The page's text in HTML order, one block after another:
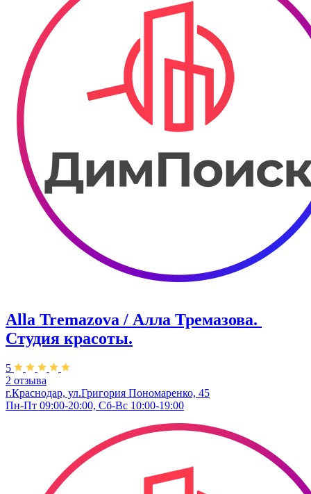
Alla Tremazova / Алла Тремазова. ​
Студия красоты.
5
2 отзыва
г.Краснодар, ул.​Григория Пономаренко, 45
Пн-Пт 09:00-20:00, Сб-Вс 10:00-19:00